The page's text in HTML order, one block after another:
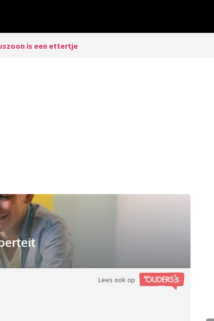
is een ettertje
Lees ook op